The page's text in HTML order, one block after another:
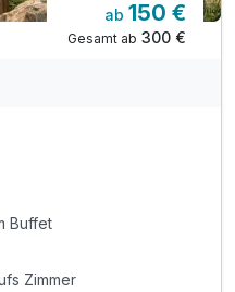
ab 150 €
Gesamt ab 300 €
Buffet
Zimmer